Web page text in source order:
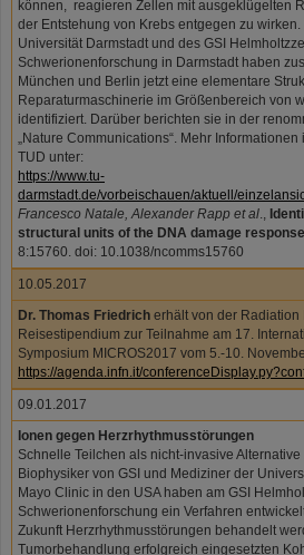
können, reagieren Zellen mit ausgeklügelten
der Entstehung von Krebs entgegen zu
Universität Darmstadt und des GSI
Schwerionenforschung in Darmstadt haben
München und Berlin jetzt eine elementare
Reparaturmaschinerie im Größenbereich von
identifiziert. Darüber berichten sie in der
„Nature Communications“. Mehr
TUD unter:
https://www.tu-
darmstadt.de/vorbeischauen/aktuell/
Francesco Natale, Alexander Rapp et al.,
structural units of the DNA damage
8:15760. doi: 10.1038/ncomms15760
10.05.2017
Dr. Thomas Friedrich erhält von der Radiation
Reisestipendium zur Teilnahme am 17.
Symposium MICROS2017 vom 5.-10.
https://agenda.infn.it/
09.01.2017
Ionen gegen Herzrhythmusstörungen
Schnelle Teilchen als nicht-invasive
Biophysiker von GSI und Mediziner der
Mayo Clinic in den USA haben am GSI
Schwerionenforschung ein Verfahren
Zukunft Herzrhythmusstörungen behandelt
Tumorbehandlung erfolgreich eingesetzten